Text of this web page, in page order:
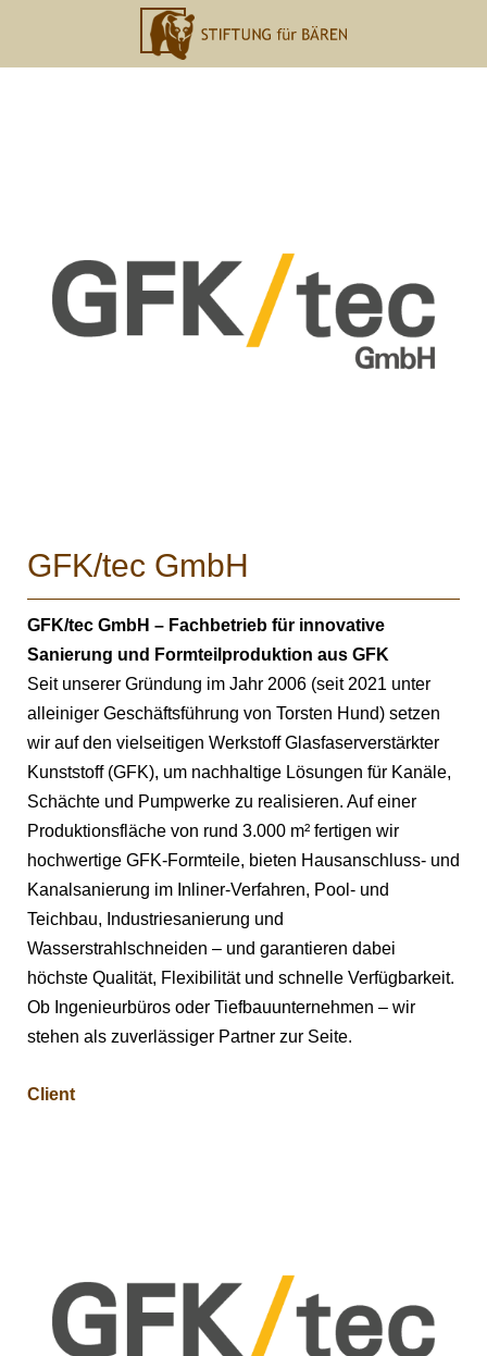
GFK/tec GmbH
GFK/tec GmbH – Fachbetrieb für innovative
Sanierung und Formteilproduktion aus GFK
Seit unserer Gründung im Jahr 2006 (seit 2021 unter
alleiniger Geschäftsführung von Torsten Hund) setzen
wir auf den vielseitigen Werkstoff Glasfaserverstärkter
Kunststoff (GFK), um nachhaltige Lösungen für Kanäle,
Schächte und Pumpwerke zu realisieren. Auf einer
Produktionsfläche von rund 3.000 m² fertigen wir
hochwertige GFK-Formteile, bieten Hausanschluss- und
Kanalsanierung im Inliner-Verfahren, Pool- und
Teichbau, Industriesanierung und
Wasserstrahlschneiden – und garantieren dabei
höchste Qualität, Flexibilität und schnelle Verfügbarkeit.
Ob Ingenieurbüros oder Tiefbauunternehmen – wir
stehen als zuverlässiger Partner zur Seite.
Client